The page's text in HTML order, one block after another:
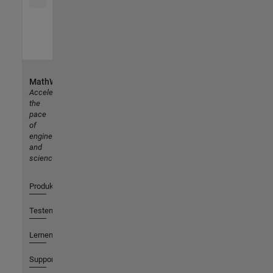
MathWorks
Accelerating
the
pace
of
engineering
and
science
Produkte
Testen oder Kaufen
Lernen
Support